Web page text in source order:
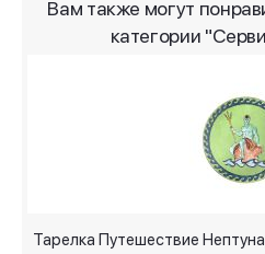
Вам также могут
категории
Тарелка Путешествие